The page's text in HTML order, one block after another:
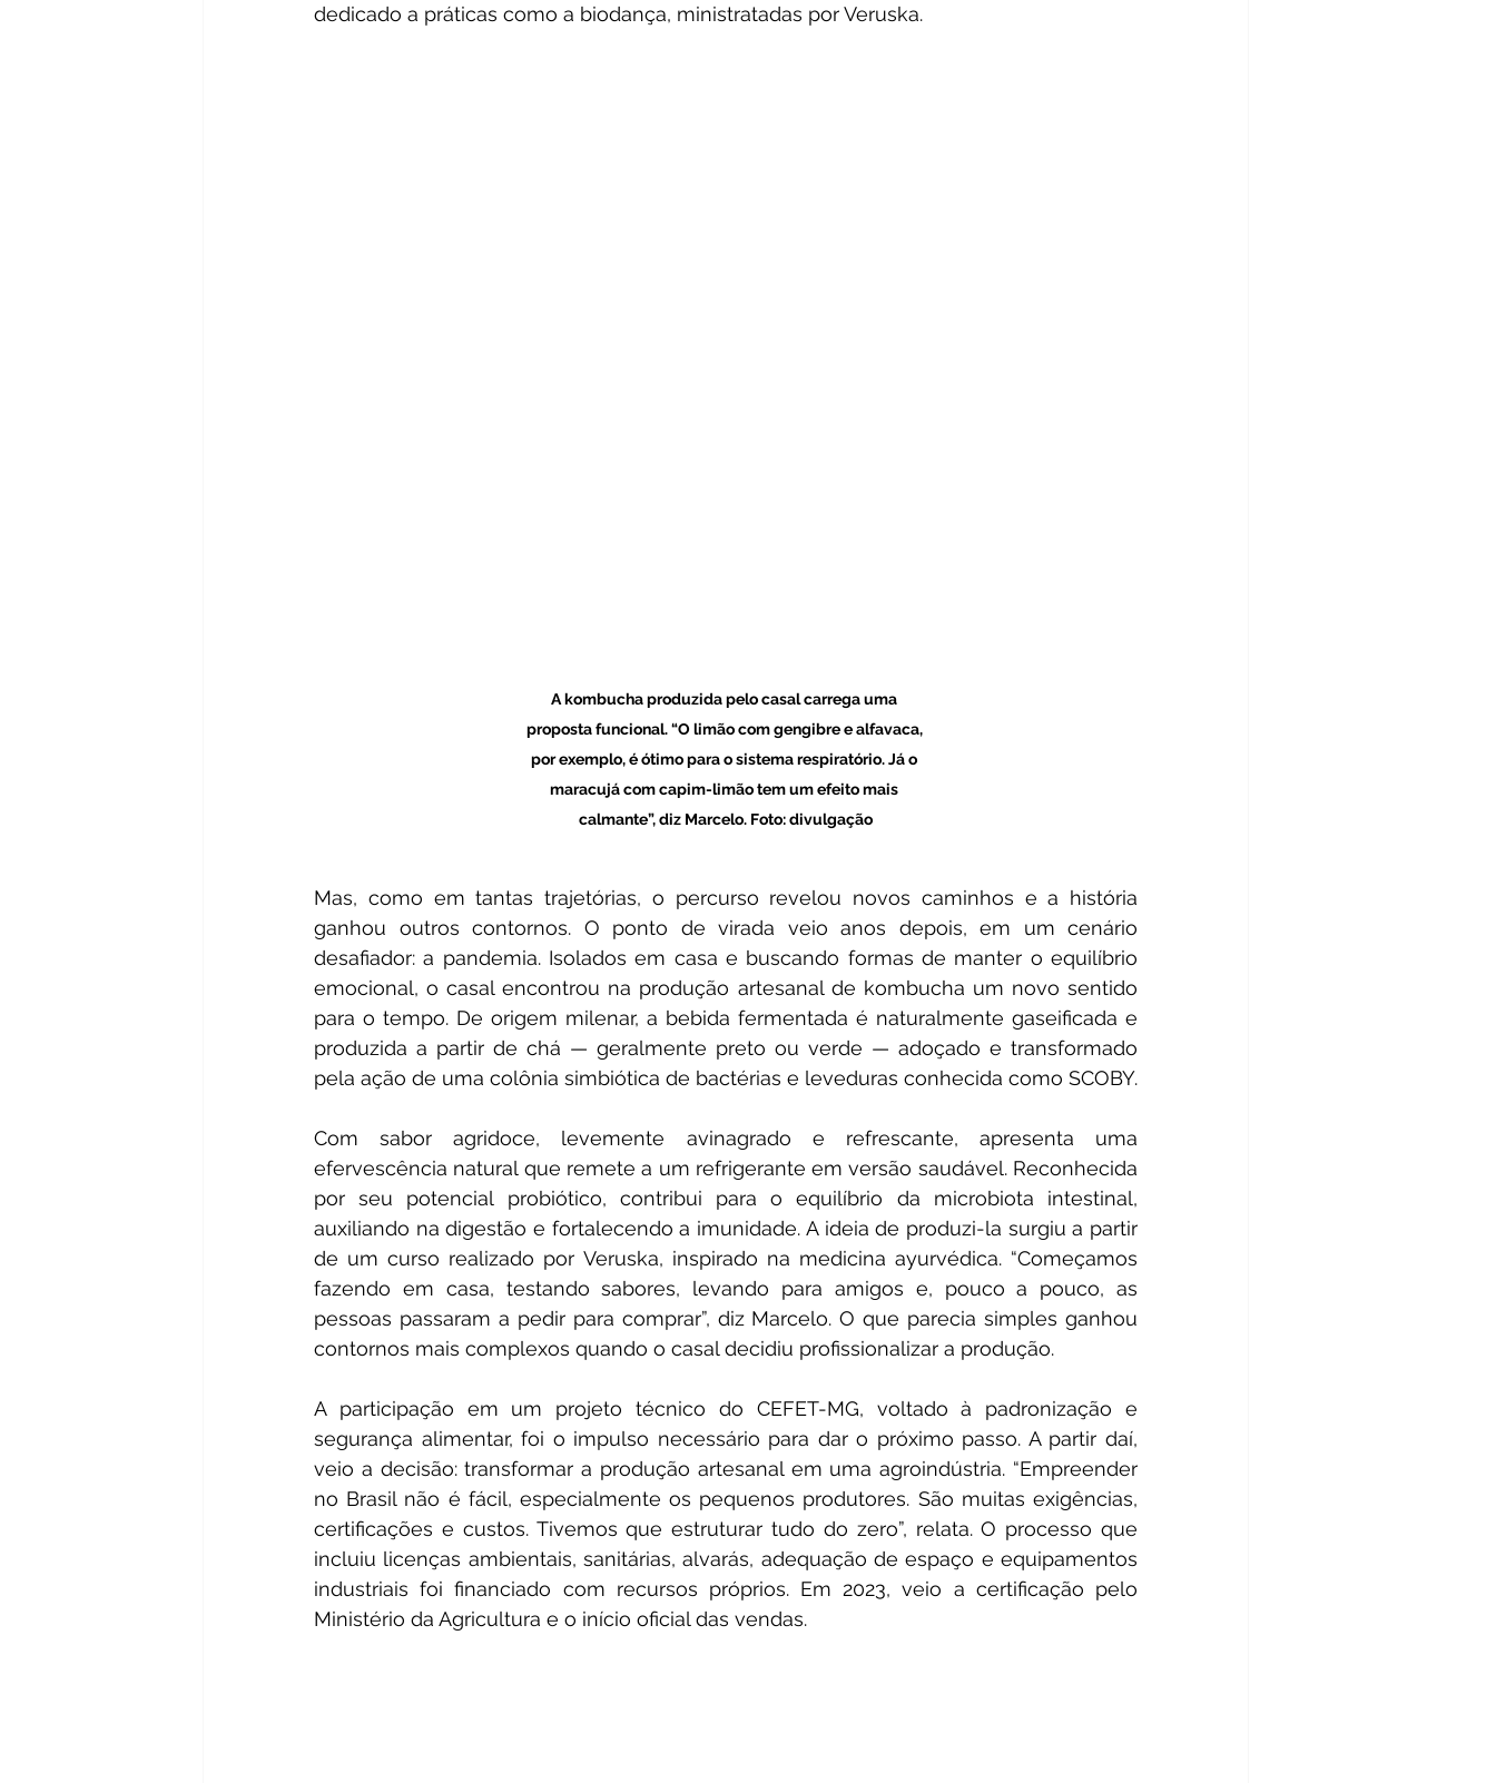
dedicado a práticas como a biodança, ministratadas por Veruska.
A kombucha produzida pelo casal carrega uma
proposta funcional. “O limão com gengibre e alfavaca,
por exemplo, é ótimo para o sistema respiratório. Já o
maracujá com capim-limão tem um efeito mais
calmante”, diz Marcelo. Foto: divulgação
Mas, como em tantas trajetórias, o percurso revelou novos caminhos e a história
ganhou outros contornos. O ponto de virada veio anos depois, em um cenário
desafiador: a pandemia. Isolados em casa e buscando formas de manter o equilíbrio
emocional, o casal encontrou na produção artesanal de kombucha um novo sentido
para o tempo. De origem milenar, a bebida fermentada é naturalmente gaseificada e
produzida a partir de chá — geralmente preto ou verde — adoçado e transformado
pela ação de uma colônia simbiótica de bactérias e leveduras conhecida como SCOBY.
Com sabor agridoce, levemente avinagrado e refrescante, apresenta uma
efervescência natural que remete a um refrigerante em versão saudável. Reconhecida
por seu potencial probiótico, contribui para o equilíbrio da microbiota intestinal,
auxiliando na digestão e fortalecendo a imunidade. A ideia de produzi-la surgiu a partir
de um curso realizado por Veruska, inspirado na medicina ayurvédica. “Começamos
fazendo em casa, testando sabores, levando para amigos e, pouco a pouco, as
pessoas passaram a pedir para comprar”, diz Marcelo. O que parecia simples ganhou
contornos mais complexos quando o casal decidiu profissionalizar a produção.
A participação em um projeto técnico do CEFET-MG, voltado à padronização e
segurança alimentar, foi o impulso necessário para dar o próximo passo. A partir daí,
veio a decisão: transformar a produção artesanal em uma agroindústria. “Empreender
no Brasil não é fácil, especialmente os pequenos produtores. São muitas exigências,
certificações e custos. Tivemos que estruturar tudo do zero”, relata. O processo que
incluiu licenças ambientais, sanitárias, alvarás, adequação de espaço e equipamentos
industriais foi financiado com recursos próprios. Em 2023, veio a certificação pelo
Ministério da Agricultura e o início oficial das vendas.